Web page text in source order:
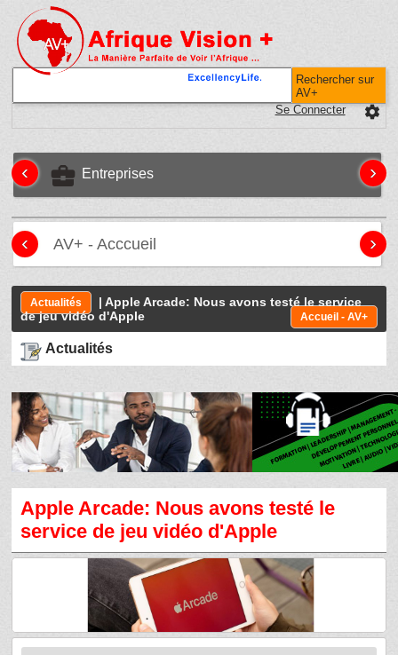
Rechercher sur
AV+
settings
Se Connecter
business_center Entreprises
‹ ›
AV+ - Acccueil
‹ ›
Actualités
| Apple Arcade: Nous avons testé le service
de jeu vidéo d'Apple
Accueil - AV+
Actualités
Apple Arcade: Nous avons testé le
service de jeu vidéo d'Apple